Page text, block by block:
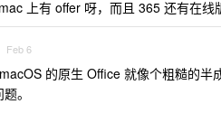
mac 上有 offer 呀，而且 365 还有在线
Feb 6
macOS 的原生 Office 就像个粗糙的半
。